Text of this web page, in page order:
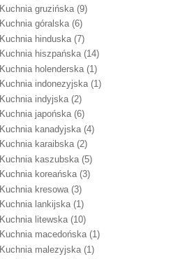
Kuchnia gruzińska (9)
Kuchnia góralska (6)
Kuchnia hinduska (7)
Kuchnia hiszpańska (14)
Kuchnia holenderska (1)
Kuchnia indonezyjska (1)
Kuchnia indyjska (2)
Kuchnia japońska (6)
Kuchnia kanadyjska (4)
Kuchnia karaibska (2)
Kuchnia kaszubska (5)
Kuchnia koreańska (3)
Kuchnia kresowa (3)
Kuchnia lankijska (1)
Kuchnia litewska (10)
Kuchnia macedońska (1)
Kuchnia malezyjska (1)